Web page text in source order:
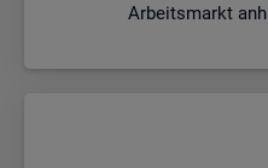
Arbeitsmarkt